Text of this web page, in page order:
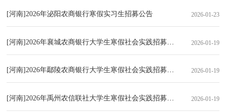
[河南]2026年泌阳农商银行寒假实习生招募公告 2026-01-23
[河南]2026年襄城农商银行大学生寒假社会实践招募公告 2026-01-19
[河南]2026年鄢陵农商银行大学生寒假社会实践招募公告 2026-01-19
[河南]2026年禹州农信联社大学生寒假社会实践招募公告 2026-01-19